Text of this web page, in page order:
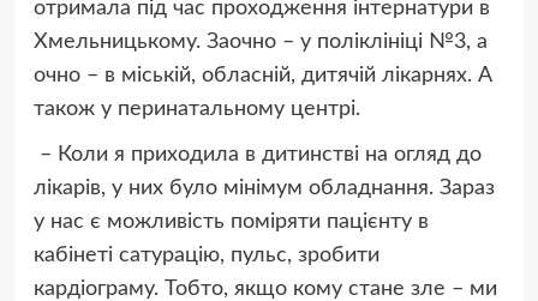
отримала під час проходження інтернатури в
Хмельницькому. Заочно – у поліклініці №3, а
очно – в міській, обласній, дитячій лікарнях. А
також у перинатальному центрі.
– Коли я приходила в дитинстві на огляд до
лікарів, у них було мінімум обладнання. Зараз
у нас є можливість поміряти пацієнту в
кабінеті сатурацію, пульс, зробити
кардіограму. Тобто, якщо кому стане зле – ми